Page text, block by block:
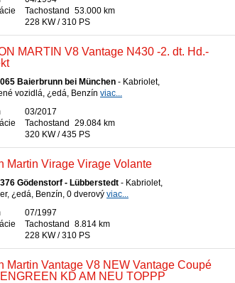
Tachostand
53.000 km
228 KW / 310 PS
MARTIN V8 Vantage N430 -2. dt. Hd.-
Baierbrunn bei München - Kabriolet,
vozidlá, ¿edá, Benzín viac...
03/2017
Tachostand
29.084 km
320 KW / 435 PS
Martin Virage Virage Volante
Gödenstorf - Lübberstedt - Kabriolet,
¿edá, Benzín, 0 dverový viac...
07/1997
Tachostand
8.814 km
228 KW / 310 PS
Martin Vantage V8 NEW Vantage Coupé
KD AM NEU TOPPP